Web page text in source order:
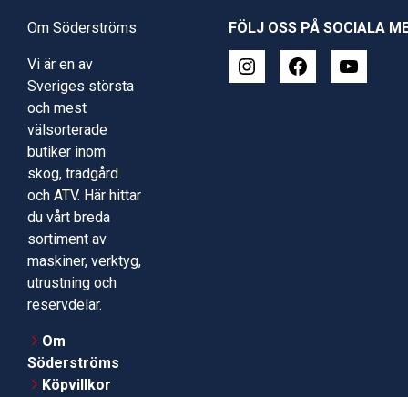
Om Söderströms
Vi är en av
Sveriges största
och mest
välsorterade
butiker inom
skog, trädgård
och ATV. Här hittar
du vårt breda
sortiment av
maskiner, verktyg,
utrustning och
reservdelar.
Om
Söderströms
Köpvillkor
FÖLJ OSS PÅ SOCIALA